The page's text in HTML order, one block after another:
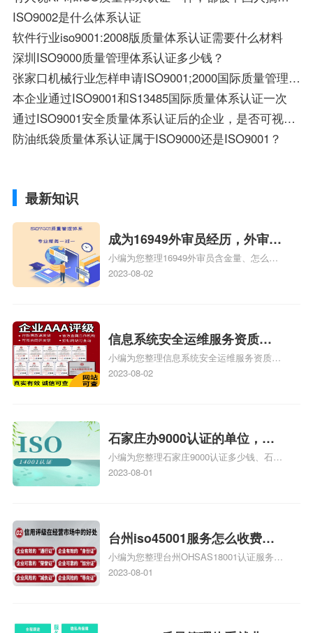
ISO9002是什么体系认证
软件行业iso9001:2008版质量体系认证需要什么材料
深圳ISO9000质量管理体系认证多少钱？
张家口机械行业怎样申请ISO9001;2000国际质量管理体系认证
本企业通过ISO9001和S13485国际质量体系认证一次
通过ISO9001安全质量体系认证后的企业，是否可视为通过安全生产标准化建设等级的评定
防油纸袋质量体系认证属于ISO9000还是ISO9001？
最新知识
成为16949外审员经历，外审员
16949
小编为您整理16949外审员含金量、怎么才
能成为注册的TS16949:2009的外审员、我
2023-08-02
信息系统安全运维服务资质二
级费用，信息系统安全运维服
务资质二级
小编为您整理信息系统安全运维服务资质认
证证书机构有哪些、安全运维服务资质的费
体系认证知识，详情可查看下方正文！
2023-08-02
石家庄办9000认证的单位，石
家庄9000认证的公司
小编为您整理石家庄9000认证多少钱、石家
庄9000认证价格多少钱、石家庄9000认证
2023-08-01
台州iso45001服务怎么收费，
台州iso45001认证服务怎么收
费
小编为您整理台州OHSAS18001认证服务中
心哪家收费便宜、台州ISO9000认证，哪个
2023-08-01